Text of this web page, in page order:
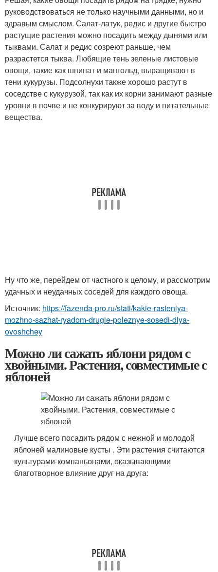
руководствоваться не только научными данными, но и
здравым смыслом. Салат-латук, редис и другие быстро
растущие растения можно посадить между дынями или
тыквами. Салат и редис созреют раньше, чем
разрастется тыква. Любящие тень зеленые листовые
овощи, такие как шпинат и мангольд, выращивают в
тени кукурузы. Подсолнухи также хорошо растут в
соседстве с кукурузой, так как их корни занимают разные
уровни в почве и не конкурируют за воду и питательные
вещества.
Ну что же, перейдем от частного к целому, и рассмотрим
удачных и неудачных соседей для каждого овоща.
Источник: https://fazenda-pro.ru/stati/kakie-rasteniya-
mozhno-sazhat-ryadom-drugie-poleznye-sosedi-dlya-
ovoshchey
Можно ли сажать яблони рядом с
хвойными. Растения, совместимые с
яблоней
Лучше всего посадить рядом с нежной и молодой
яблоней малиновые кусты . Эти растения считаются
культурами-компаньонами, оказывающими
благотворное влияние друг на друга: